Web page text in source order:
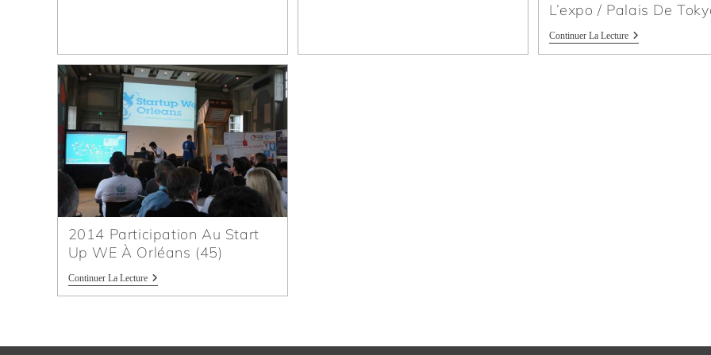
L’expo / Palais De
Continuer La Lecture
2014 Participation Au Start
Up WE À Orléans (45)
Continuer La Lecture